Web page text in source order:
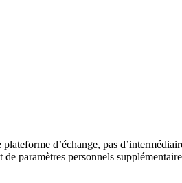
d’échange, pas
paramètres personnels